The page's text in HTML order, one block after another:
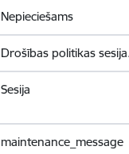
Nepieciešams
Drošības politikas sesija.
Sesija
maintenance_message